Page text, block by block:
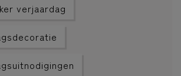
verjaardag